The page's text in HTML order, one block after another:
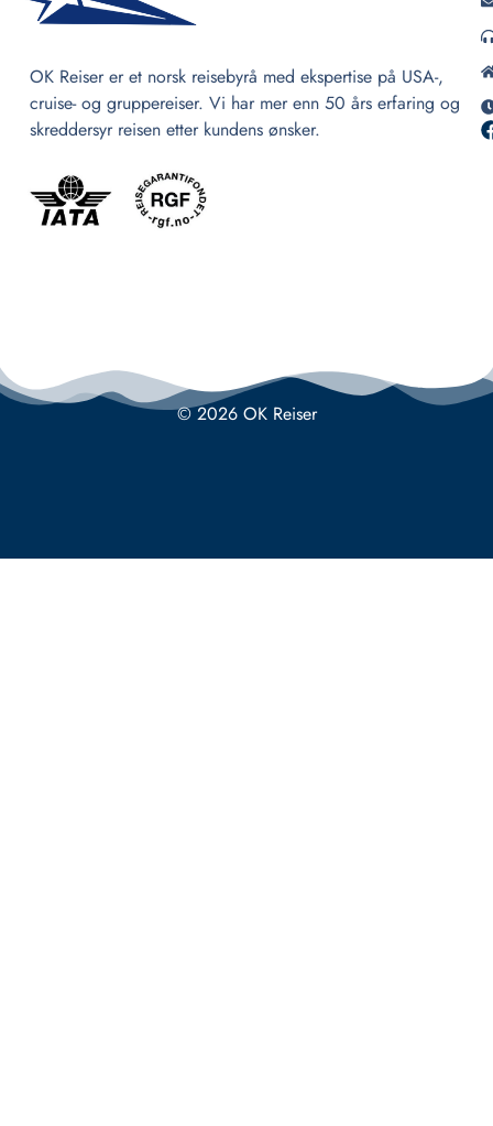
OK Reiser er et norsk reisebyrå med ekspertise på USA-,
cruise- og gruppereiser. Vi har mer enn 50 års erfaring og
skreddersyr reisen etter kundens ønsker.
© 2026 OK Reiser